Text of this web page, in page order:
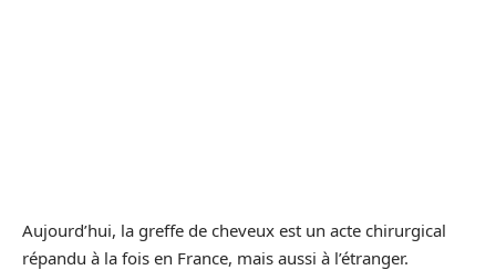
Aujourd’hui, la greffe de cheveux est un acte chirurgical
répandu à la fois en France, mais aussi à l’étranger.